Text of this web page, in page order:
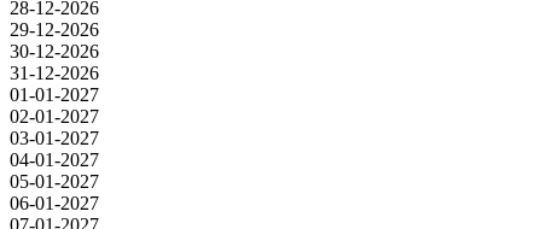
28-12-2026
29-12-2026
30-12-2026
31-12-2026
01-01-2027
02-01-2027
03-01-2027
04-01-2027
05-01-2027
06-01-2027